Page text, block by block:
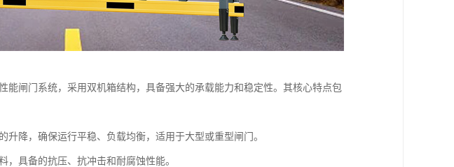
能闸门系统，采用双机箱结构，具备强大的承载能力和稳定性。其核心特点包
降，确保运行平稳、负载均衡，适用于大型或重型闸门。
，具备的抗压、抗冲击和耐腐蚀性能。